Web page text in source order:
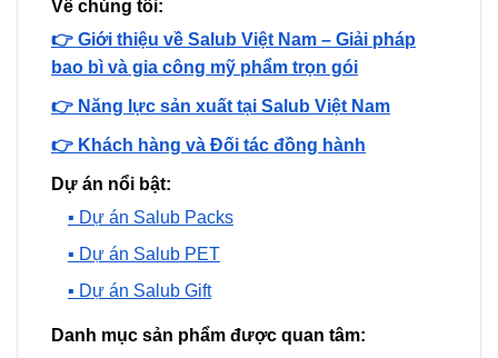
Về chúng tôi:
👉 Giới thiệu về Salub Việt Nam – Giải pháp
bao bì và gia công mỹ phẩm trọn gói
👉 Năng lực sản xuất tại Salub Việt Nam
👉 Khách hàng và Đối tác đồng hành
Dự án nổi bật:
▪️ Dự án Salub Packs
▪️ Dự án Salub PET
▪️ Dự án Salub Gift
Danh mục sản phẩm được quan tâm: